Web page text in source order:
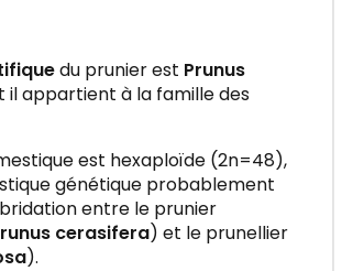
du prunier est Prunus
il appartient à la famille des
est hexaploïde (2n=48),
génétique probablement
entre le prunier
cerasifera) et le prunellier
).